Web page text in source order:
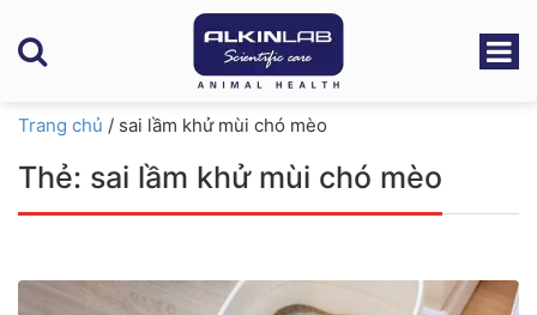
Trang chủ / sai lầm khử mùi chó mèo
Thẻ: sai lầm khử mùi chó mèo